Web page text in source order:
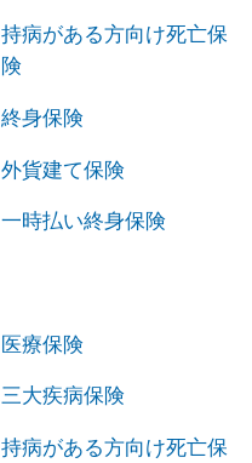
持病がある方向け死亡保
険
終身保険
外貨建て保険
一時払い終身保険
医療保険
三大疾病保険
持病がある方向け死亡保